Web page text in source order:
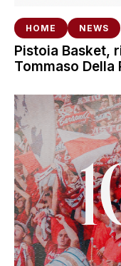
HOME NEWS
Pistoia Basket,
Tommaso Della